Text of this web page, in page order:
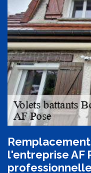
l'entreprise AF